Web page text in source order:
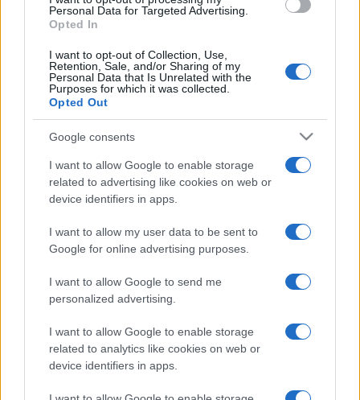
Personal Data for Targeted Advertising.
Opted In
I want to opt-out of Collection, Use,
Retention, Sale, and/or Sharing of my
Personal Data that Is Unrelated with the
Purposes for which it was collected.
Opted Out
Google consents
I want to allow Google to enable storage
related to advertising like cookies on web or
device identifiers in apps.
I want to allow my user data to be sent to
Google for online advertising purposes.
I want to allow Google to send me
personalized advertising.
I want to allow Google to enable storage
related to analytics like cookies on web or
device identifiers in apps.
Porcaro basszusgitáros gyógyítására ajánlották fel. Mike
Porcaro azonban 2015 márciusában elhunyt.
A tragédiák, illetve az ezt követő újrakezdések korábban is
jelen voltak a Toto történetében: Mike egyik testvére, az
alapító tag Jeff Porcaro dobos 1992-ben szívrohamban
veszítette életét, Fergie Fredriksen, aki a nyolcvanas
Toto talán legnagyobb sikere, azAfricacímű 1982-ben
született dal David Paich és Jeff Porcaro közös
szerzeménye, amelyet Paich énekel. Az együttes eddig
tizennégy stúdióalbumot készített; a legutóbbi, a
2015-ben jelent meg.